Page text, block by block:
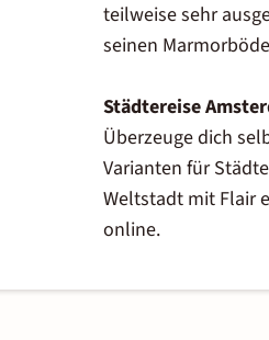
teilweise sehr
seinen
Städtereise
Überzeuge dich
Varianten für
Weltstadt mit Flair
online.